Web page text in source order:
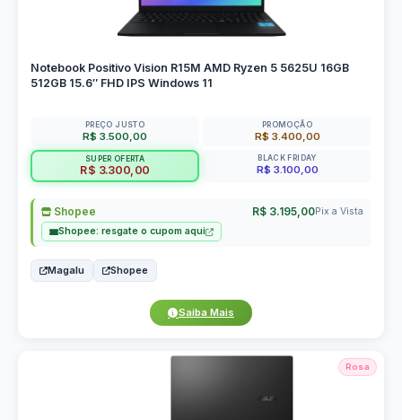
Notebook Positivo Vision R15M AMD Ryzen 5 5625U 16GB
512GB 15.6″ FHD IPS Windows 11
PREÇO JUSTO
R$ 3.500,00
PROMOÇÃO
R$ 3.400,00
SUPER OFERTA
R$ 3.300,00
BLACK FRIDAY
R$ 3.100,00
Shopee R$ 3.195,00Pix a Vista
Shopee: resgate o cupom aqui
Magalu Shopee
Saiba Mais
Rosa